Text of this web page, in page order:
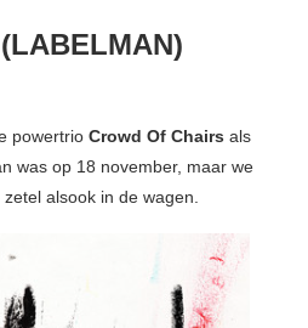
powertrio Crowd Of Chairs als
was op 18 november, maar we
alsook in de wagen.